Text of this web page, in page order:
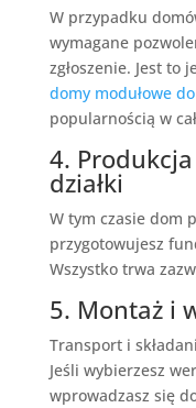
W przypadku
wymagane
zgłoszenie. Jest to
domy modułowe
popularnością w
4.
działki
W tym czasie dom
przygotowujesz
Wszystko trwa
5. Montaż i
Transport i
Jeśli wybierzesz
wprowadzasz się